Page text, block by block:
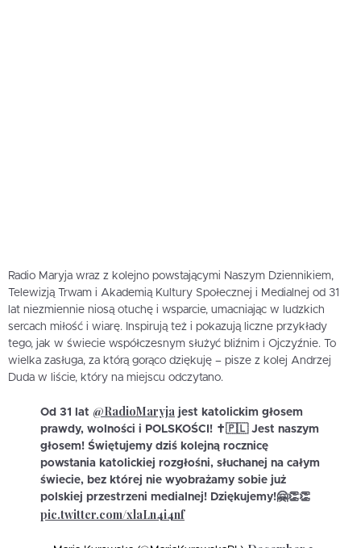
Radio Maryja wraz z kolejno powstającymi Naszym Dziennikiem,
Telewizją Trwam i Akademią Kultury Społecznej i Medialnej od 31
lat niezmiennie niosą otuchę i wsparcie, umacniając w ludzkich
sercach miłość i wiarę. Inspirują też i pokazują liczne przykłady
tego, jak w świecie współczesnym służyć bliźnim i Ojczyźnie. To
wielka zasługa, za którą gorąco dziękuję – pisze z kolej Andrzej
Duda w liście, który na miejscu odczytano.
Od 31 lat @RadioMaryja jest katolickim głosem
prawdy, wolności i POLSKOŚCI! ✝️🇵🇱 Jest naszym
głosem! Świętujemy dziś kolejną rocznicę
powstania katolickiej rozgłośni, słuchanej na całym
świecie, bez której nie wyobrażamy sobie już
polskiej przestrzeni medialnej! Dziękujemy!🤗👏👏
pic.twitter.com/xlaLn4i4nf